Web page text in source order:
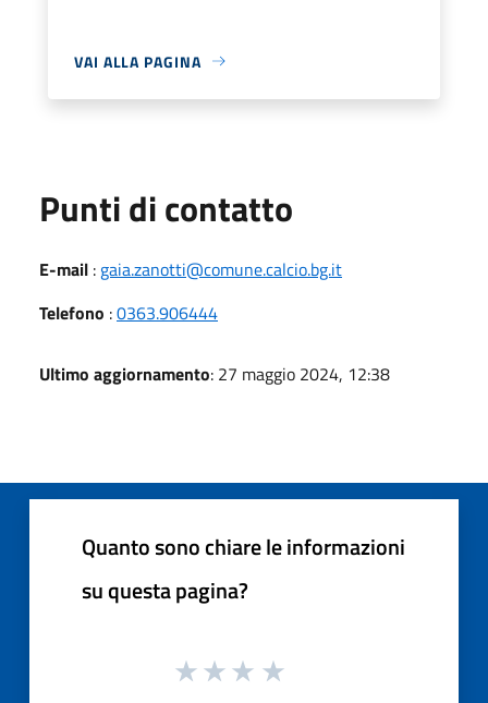
VAI ALLA PAGINA
Punti di contatto
E-mail : gaia.zanotti@comune.calcio.bg.it
Telefono :0363.906444
Ultimo aggiornamento: 27 maggio 2024, 12:38
Quanto sono chiare le informazioni
su questa pagina?